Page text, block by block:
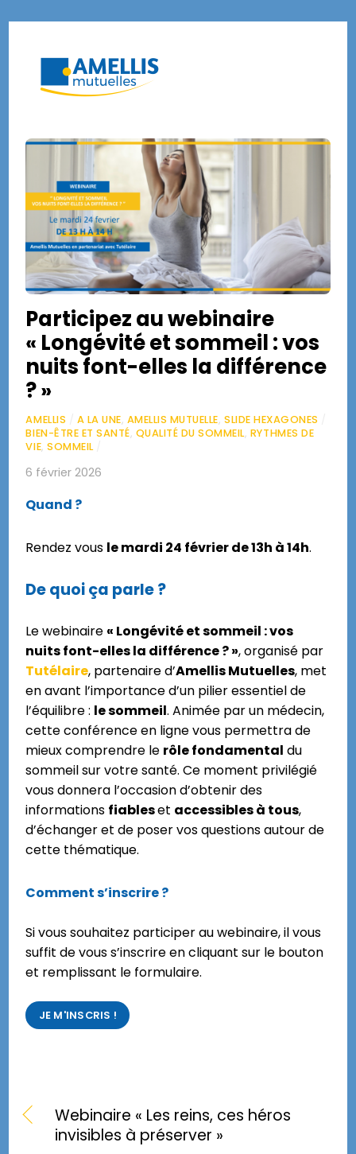
Participez au webinaire
« Longévité et sommeil : vos
nuits font-elles la différence
? »
AMELLIS A LA UNE, AMELLIS MUTUELLE, SLIDE HEXAGONES
BIEN-ÊTRE ET SANTÉ, QUALITÉ DU SOMMEIL, RYTHMES DE
VIE,SOMMEIL
6 février 2026
Quand ?
Rendez vous le mardi 24 février de 13h à 14h.
Dequoi ça parle ?
Le webinaire « Longévité et sommeil : vos
nuits font-elles la différence ? », organisé par
Tutélaire, partenaire d’Amellis Mutuelles, met
en avant l’importance d’un pilier essentiel de
l’équilibre : le sommeil. Animée par un médecin,
cette conférence en ligne vous permettra de
mieux comprendre le rôle fondamental du
sommeil sur votre santé. Ce moment privilégié
vous donnera l’occasion d’obtenir des
informations fiableset accessibles à tous,
d’échanger et de poser vos questions autour de
cette thématique.
Comment s’inscrire ?
Si vous souhaitez participer au webinaire, il vous
suffit de vous s’inscrire en cliquant sur le bouton
et remplissant le formulaire.
JE M'INSCRIS !
Webinaire « Les reins, ces héros
invisibles à préserver »